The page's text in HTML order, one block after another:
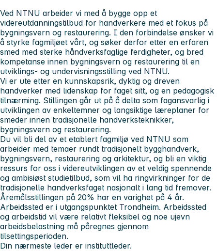
Ved NTNU arbeider vi med å bygge opp et
videreutdanningstilbud for handverkere med et fokus på
bygningsvern og restaurering. I den forbindelse ønsker vi
å styrke fagmiljøet vårt, og søker derfor etter en erfaren
smed med sterke håndverksfaglige ferdigheter, og bred
kompetanse innen bygningsvern og restaurering til en
utviklings- og undervisningsstilling ved NTNU.
Vi er ute etter en kunnskapsrik, dyktig og dreven
handverker med lidenskap for faget sitt, og en pedagogisk
tilnærming. Stillingen går ut på å delta som fagansvarlig i
utviklingen av enkeltemner og langsiktige læreplaner for
smeder innen tradisjonelle handverksteknikker,
bygningsvern og restaurering.
Du vil bli del av et etablert fagmiljø ved NTNU som
arbeider med temaer rundt tradisjonelt bygghandverk,
bygningsvern, restaurering og arkitektur, og bli en viktig
ressurs for oss i videreutviklingen av et veldig spennende
og ambisiøst studietilbud, som vil ha ringvirkninger for de
tradisjonelle handverksfaget nasjonalt i lang tid fremover.
Åremålsstillingen på 20% har en varighet på 4 år.
Arbeidssted er i utgangspunktet Trondheim. Arbeidssted
og arbeidstid vil være relativt fleksibel og noe ujevn
arbeidsbelastning må påregnes gjennom
tilsettingsperioden.
Din nærmeste leder er instituttleder.